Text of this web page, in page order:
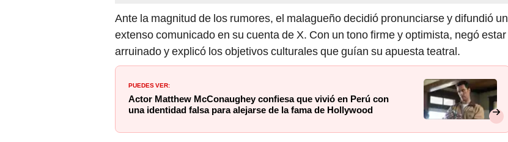
Ante la magnitud de los rumores, el malagueño decidió pronunciarse y difundió un
extenso comunicado en su cuenta de X. Con un tono firme y optimista, negó estar
arruinado y explicó los objetivos culturales que guían su apuesta teatral.
PUEDES VER:
Actor Matthew McConaughey confiesa que vivió en Perú con
una identidad falsa para alejarse de la fama de Hollywood